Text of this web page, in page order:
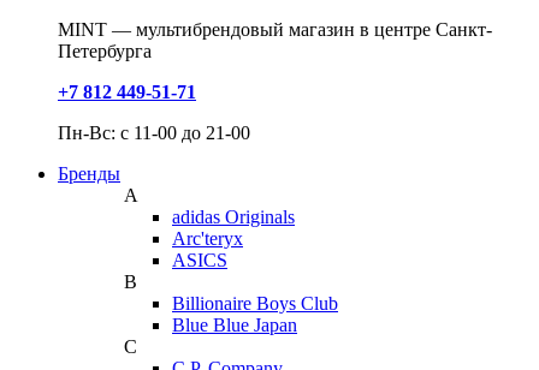
MINT — мультибрендовый магазин в центре Санкт-
Петербурга
+7 812 449-51-71
Пн-Вс: с 11-00 до 21-00
Бренды
A
adidas Originals
Arc'teryx
ASICS
B
Billionaire Boys Club
Blue Blue Japan
C